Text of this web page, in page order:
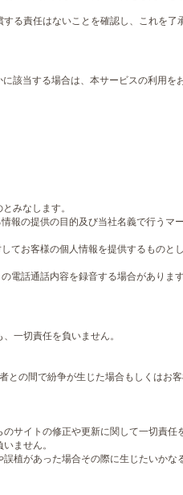
る責任はないことを確認し、これを了
該当する場合は、本サービスの利用を
みなします。
報の提供の目的及び当社名義で行うマ
てお客様の個人情報を提供するものとし
電話通話内容を録音する場合があります
一切責任を負いません。
との間で紛争が生じた場合もしくはお
サイトの修正や更新に関して一切責任
ません。
植があった場合その際に生じたいかな